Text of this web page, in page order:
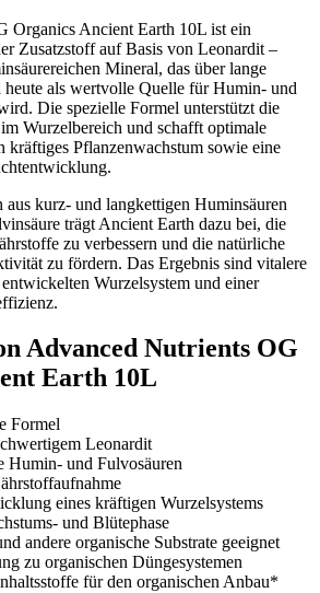
Organics Ancient Earth 10L ist ein
Zusatzstoff auf Basis von Leonardit –
Mineral, das über lange
heute als wertvolle Quelle für Humin- und
Die spezielle Formel unterstützt die
Wurzelbereich und schafft optimale
kräftiges Pflanzenwachstum sowie eine
kurz- und langkettigen Huminsäuren
trägt Ancient Earth dazu bei, die
zu verbessern und die natürliche
zu fördern. Das Ergebnis sind vitalere
Wurzelsystem und einer
Advanced Nutrients OG
Earth 10L
Formel
Leonardit
Humin- und Fulvosäuren
eines kräftigen Wurzelsystems
und Blütephase
andere organische Substrate geeignet
zu organischen Düngesystemen
für den organischen Anbau*